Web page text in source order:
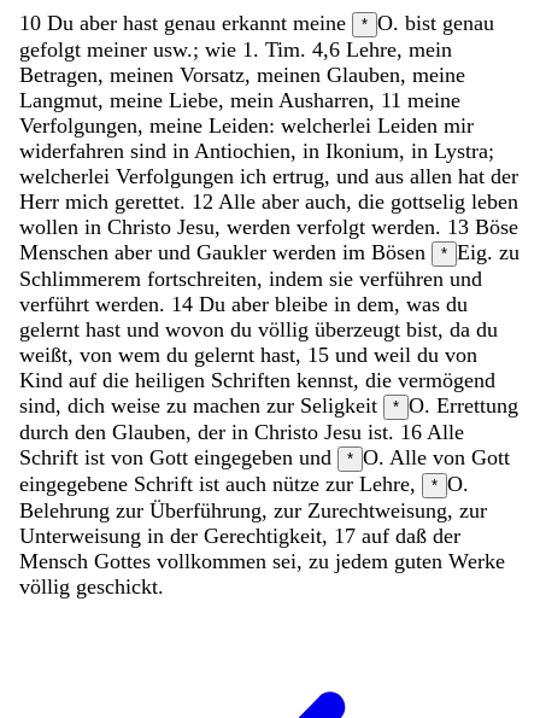
10 Du aber hast genau erkannt meine * O. bist genau
gefolgt meiner usw.; wie 1. Tim. 4,6 Lehre, mein
Betragen, meinen Vorsatz, meinen Glauben, meine
Langmut, meine Liebe, mein Ausharren, 11 meine
Verfolgungen, meine Leiden: welcherlei Leiden mir
widerfahren sind in Antiochien, in Ikonium, in Lystra;
welcherlei Verfolgungen ich ertrug, und aus allen hat der
Herr mich gerettet. 12 Alle aber auch, die gottselig leben
wollen in Christo Jesu, werden verfolgt werden. 13 Böse
Menschen aber und Gaukler werden im Bösen * Eig. zu
Schlimmerem fortschreiten, indem sie verführen und
verführt werden. 14 Du aber bleibe in dem, was du
gelernt hast und wovon du völlig überzeugt bist, da du
weißt, von wem du gelernt hast, 15 und weil du von
Kind auf die heiligen Schriften kennst, die vermögend
sind, dich weise zu machen zur Seligkeit * O. Errettung
durch den Glauben, der in Christo Jesu ist. 16 Alle
Schrift ist von Gott eingegeben und * O. Alle von Gott
eingegebene Schrift ist auch nütze zur Lehre, * O.
Belehrung zur Überführung, zur Zurechtweisung, zur
Unterweisung in der Gerechtigkeit, 17 auf daß der
Mensch Gottes vollkommen sei, zu jedem guten Werke
völlig geschickt.